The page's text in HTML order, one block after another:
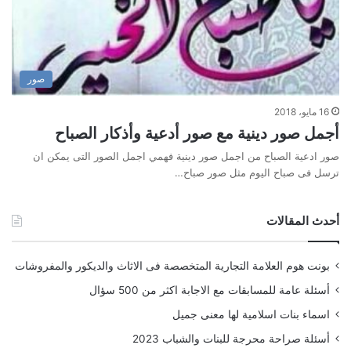
صور
16 مايو، 2018
أجمل صور دينية مع صور أدعية وأذكار الصباح
صور ادعية الصباح من اجمل صور دينية فهمي اجمل الصور التى يمكن ان
ترسل فى صباح اليوم مثل صور صباح…
أحدث المقالات
بونت هوم العلامة التجارية المتخصصة فى الاثاث والديكور والمفروشات
أسئلة عامة للمسابقات مع الاجابة اكثر من 500 سؤال
اسماء بنات اسلامية لها معنى جميل
أسئلة صراحة محرجة للبنات والشباب 2023